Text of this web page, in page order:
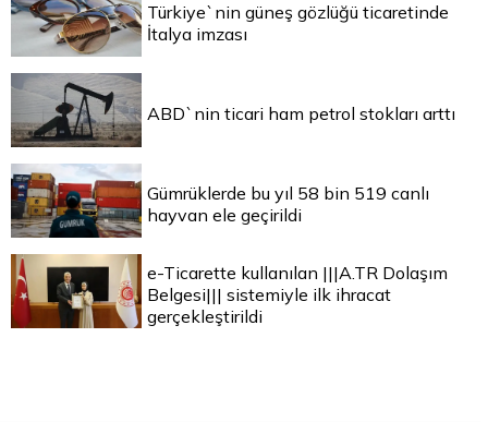
Türkiye`nin güneş gözlüğü ticaretinde
İtalya imzası
ABD`nin ticari ham petrol stokları arttı
Gümrüklerde bu yıl 58 bin 519 canlı
hayvan ele geçirildi
e-Ticarette kullanılan |||A.TR Dolaşım
Belgesi||| sistemiyle ilk ihracat
gerçekleştirildi